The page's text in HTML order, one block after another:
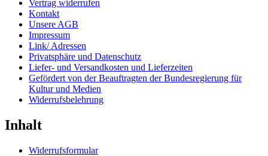
Vertrag widerrufen
Kontakt
Unsere AGB
Impressum
Link/ Adressen
Privatsphäre und Datenschutz
Liefer- und Versandkosten und Lieferzeiten
Gefördert von der Beauftragten der Bundesregierung für
Kultur und Medien
Widerrufsbelehrung
Inhalt
Widerrufsformular